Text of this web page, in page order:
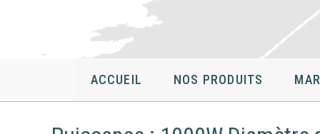
ACCUEIL NOS PRODUITS